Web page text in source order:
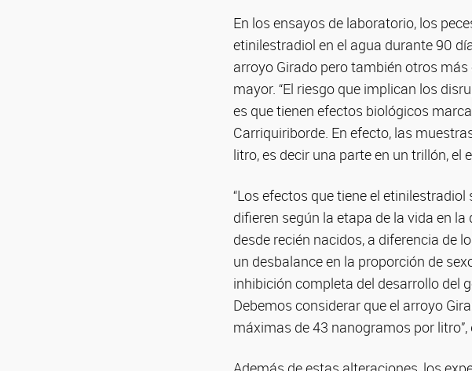
En los ensayos de laboratorio, los
etinilestradiol en el agua durante 90
arroyo Girado pero también otros
mayor. “El riesgo que implican los
es que tienen efectos biológicos
Carriquiriborde. En efecto, las
litro, es decir una parte en un trillón,
“Los efectos que tiene el
difieren según la etapa de la vida en
desde recién nacidos, a diferencia de
un desbalance en la proporción de
inhibición completa del desarrollo del
Debemos considerar que el arroyo
máximas de 43 nanogramos por litro”,